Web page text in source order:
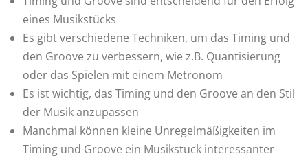
eines Musikstücks
Es gibt verschiedene Techniken, um das Timing und
den Groove zu verbessern, wie z.B. Quantisierung
oder das Spielen mit einem Metronom
Es ist wichtig, das Timing und den Groove an den Stil
der Musik anzupassen
Manchmal können kleine Unregelmäßigkeiten im
Timing und Groove ein Musikstück interessanter